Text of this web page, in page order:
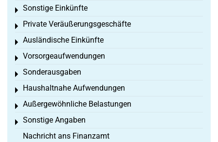
Sonstige Einkünfte
Toggle menu
Private Veräußerungsgeschäfte
Toggle menu
Ausländische Einkünfte
Toggle menu
Vorsorgeaufwendungen
Toggle menu
Sonderausgaben
Toggle menu
Haushaltnahe Aufwendungen
Toggle menu
Außergewöhnliche Belastungen
Toggle menu
Sonstige Angaben
Toggle menu
Nachricht ans Finanzamt